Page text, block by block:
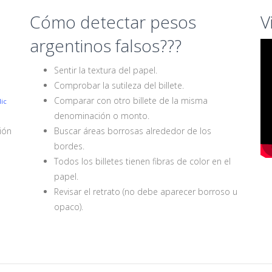
Cómo detectar pesos
argentinos falsos???
Sentir la textura del papel.
Comprobar la sutileza del billete.
Comparar con otro billete de la misma
denominación o monto.
Buscar áreas borrosas alrededor de los
bordes.
Todos los billetes tienen fibras de color en el
papel.
Revisar el retrato (no debe aparecer borroso u
opaco).